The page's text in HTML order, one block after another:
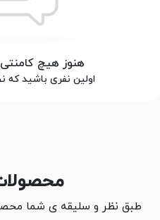
هنوز هیچ
اولین نفری باشید که
طبق نظر و سلیقه ی شما